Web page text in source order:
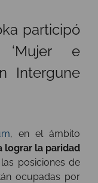
participó
e
Intergune
, en el ámbito
lograr la paridad
posiciones de
ocupadas por